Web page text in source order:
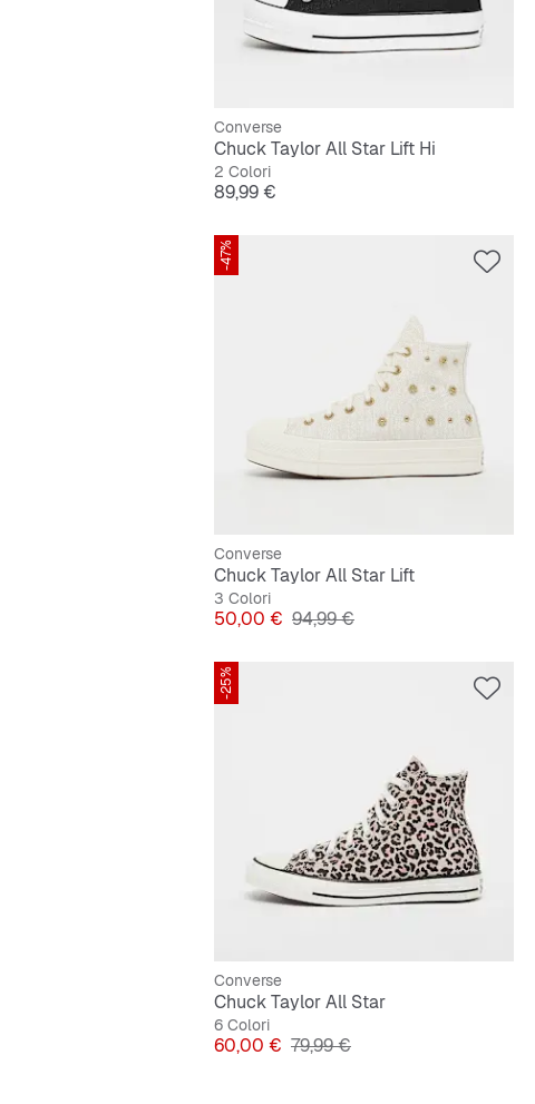
Converse
Chuck Taylor All Star Lift Hi
2 Colori
Prezzo
89,99 €
-47%
Converse
Chuck Taylor All Star Lift
3 Colori
Prezzo
50,00 € Prezzo originale
94,99 €
-25%
Converse
Chuck Taylor All Star
6 Colori
Prezzo
60,00 € Prezzo originale
79,99 €